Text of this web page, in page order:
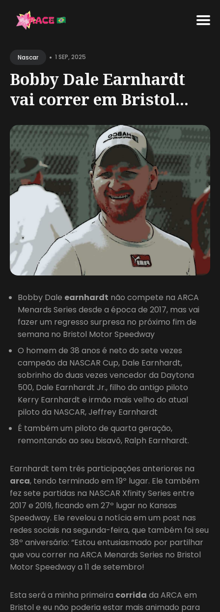
forNascar • 1 SEP, 2025
Bobby Dale Earnhardt
vai correr em Bristol...
Bobby Dale earnhardt não compete na ARCA
Menards Series desde a época de 2017, mas vai
fazer um regresso surpresa no próximo fim de
semana no Bristol Motor Speedway
O homem de 38 anos é neto do sete vezes
campeão da NASCAR Cup, Dale Earnhardt,
sobrinho do duas vezes vencedor da Daytona
500, Dale Earnhardt Jr., filho do antigo piloto
Kerry Earnhardt e irmão mais velho do atual
piloto da NASCAR, Jeffrey Earnhardt
É também um piloto de quarta geração,
remontando ao seu bisavô, Ralph Earnhardt.
Earnhardt tem três participações anteriores na
arca, tendo terminado em 19º lugar. Ele também
fez sete partidas na NASCAR Xfinity Series entre
2017 e 2019, ficando em 27º lugar no Kansas
Speedway. Ele revelou a notícia em um post nas
redes sociais na segunda-feira, que também foi seu
38º aniversário: “Estou entusiasmado por partilhar
que vou correr na ARCA Menards Series no Bristol
Motor Speedway a 11 de setembro!
Esta será a minha primeira corrida da ARCA em
Bristol e eu não poderia estar mais animado para